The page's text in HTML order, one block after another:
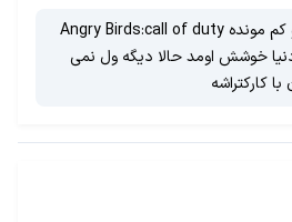
اینم مسخره کرده خودشو کم مونده Angry Birds:call of duty
خوشش اومد حالا دیگه ول نمی
کارکتراشه